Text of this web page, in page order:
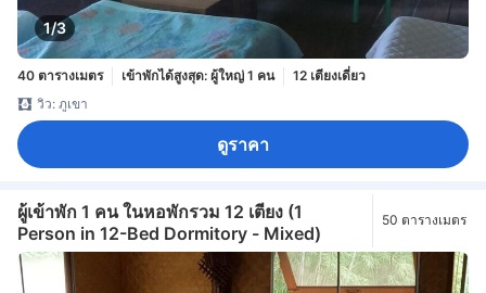
1/3
40 ตารางเมตร เข้าพักได้สูงสุด: ผู้ใหญ่ 1 คน
12 เตียงเดี่ยว
วิว: ภูเขา
ดูราคา
ผู้เข้าพัก 1 คน ในหอพักรวม 12 เตียง (1
Person in 12-Bed Dormitory - Mixed)
50 ตารางเมตร